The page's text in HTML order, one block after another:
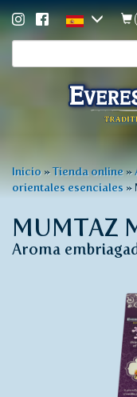
de
búsqueda
Usted
está
aquí
Inicio »Tienda online »
orientales esenciales »
MUMTAZ
Aroma